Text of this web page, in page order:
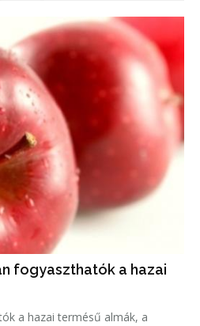
fogyaszthatók a hazai
a hazai termésű almák, a